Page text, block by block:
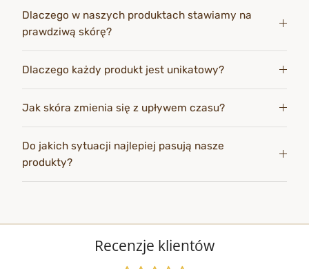
Dlaczego w naszych produktach stawiamy na
prawdziwą skórę?
Dlaczego każdy produkt jest unikatowy?
Jak skóra zmienia się z upływem czasu?
Do jakich sytuacji najlepiej pasują nasze
produkty?
Recenzje klientów